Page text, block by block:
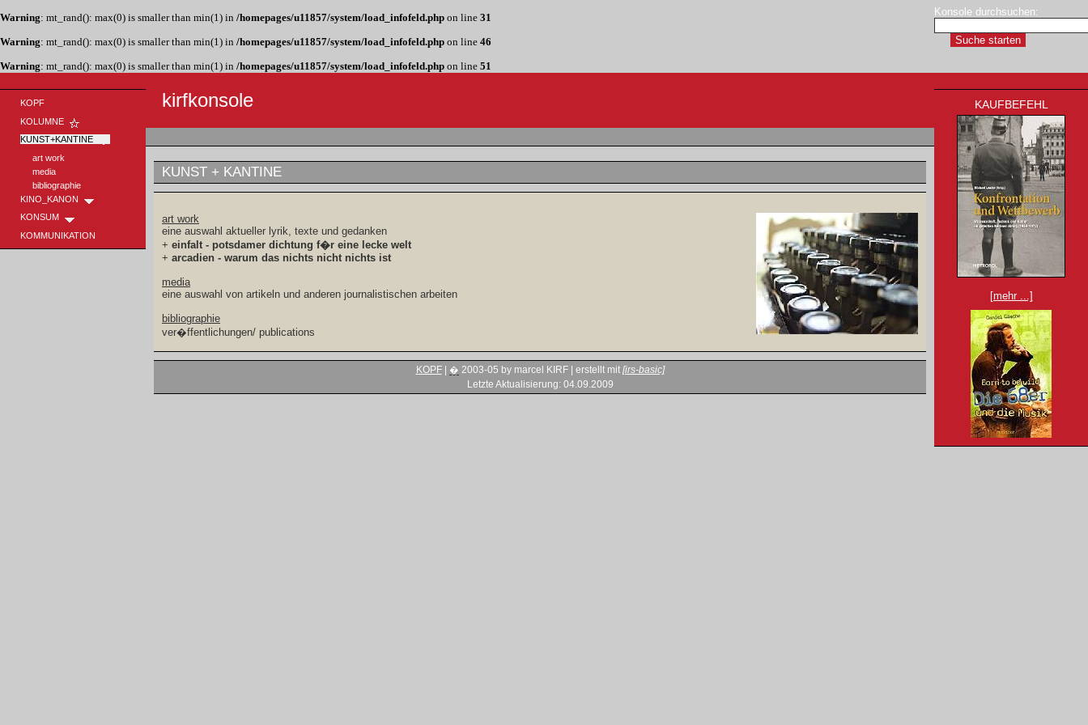
Warning: mt_rand(): max(0) is smaller than min(1) in /homepages/u11857/system/load_infofeld.php on line 31
Warning: mt_rand(): max(0) is smaller than min(1) in /homepages/u11857/system/load_infofeld.php on line 46
Warning: mt_rand(): max(0) is smaller than min(1) in /homepages/u11857/system/load_infofeld.php on line 51
kirfkonsole
KOMPASS
KUNST + KANTINE
art work
eine auswahl aktueller lyrik, texte und gedanken
+ einfalt - potsdamer dichtung f�r eine lecke welt
+ arcadien - warum das nichts nicht nichts ist
media
eine auswahl von artikeln und anderen journalistischen arbeiten
bibliographie
ver�ffentlichungen/ publications
KOPF| � 2003-05 bymarcel KIRF | erstellt mit [irs-basic]
Letzte Aktualisierung: 04.09.2009
KOPF
KOLUMNE
KUNST+KANTINE
art work
media
bibliographie
KINO_KANON
KONSUM
KOMMUNIKATION
KAUFBEFEHL
[mehr ...]
Konsole durchsuchen: